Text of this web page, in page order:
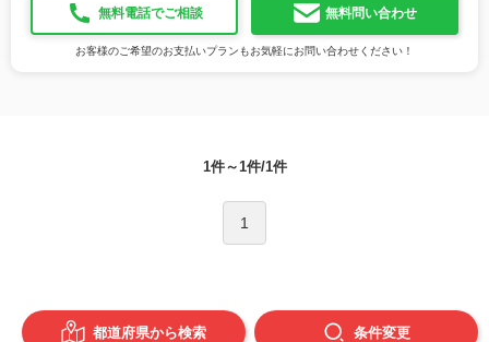
無料電話でご相談 無料問い合わせ
お客様のご希望のお支払いプランもお気軽にお問い合わせください！
1件～1件/1件
1
都道府県から検索 条件変更